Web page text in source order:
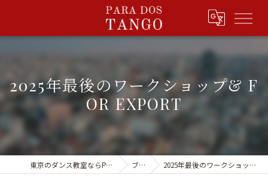
2025年最後のワークショップ& F
OR EXPORT
東京のダンス教室ならPARA DOS TANGO ブログ 2025年最後のワークショップ& FOR EXPORT